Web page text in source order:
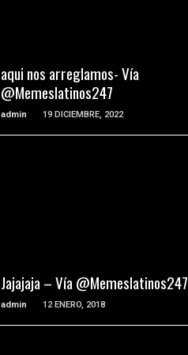
aqui nos arreglamos- Vía
@Memeslatinos247
admin 19 DICIEMBRE, 2022
Jajajaja – Vía @Memeslatinos247
admin 12 ENERO, 2018